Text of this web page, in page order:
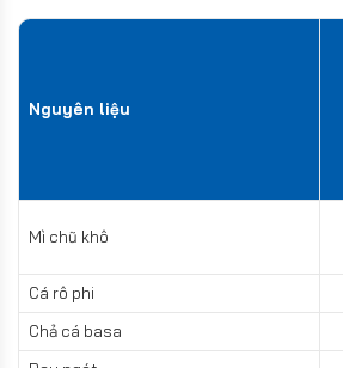
Nguyên liệu
Mì chũ khô
Cá rô phi
Chả cá basa